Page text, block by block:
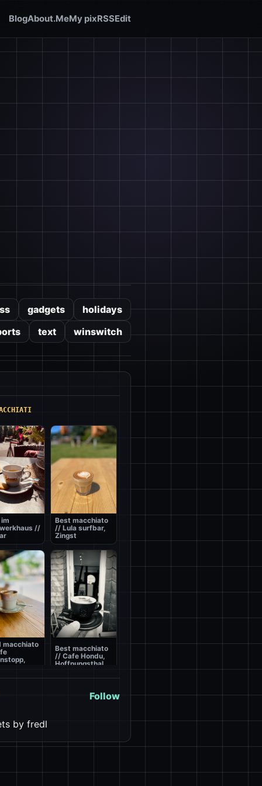
BlogAbout.MeMy pixRSSEdit
gadgets
holidays
text winswitch
//
Best macchiato
// Lula surfbar,
Zingst
macchiato
Best macchiato
// Cafe Hondu,
Hoffnungsthal
Follow
by fredl